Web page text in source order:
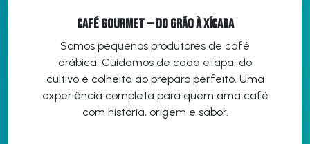
Café Gourmet — do grão à xícara
Somos pequenos produtores de café
arábica. Cuidamos de cada etapa: do
cultivo e colheita ao preparo perfeito. Uma
experiência completa para quem ama café
com história, origem e sabor.